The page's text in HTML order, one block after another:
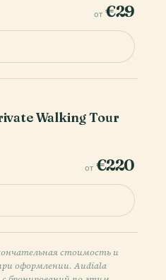
от €29
Walking Tour
от €220
стоимость и
оформлении. Audiala